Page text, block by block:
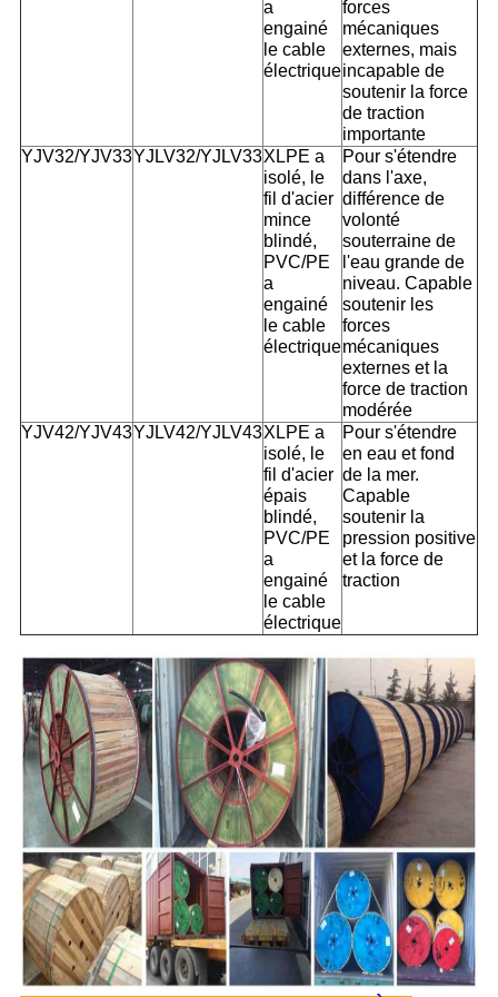
a
engainé
le cable
électrique
forces
mécaniques
externes, mais
incapable de
soutenir la force
de traction
importante
YJV32/YJV33YJLV32/YJLV33XLPE a
isolé, le
fil d'acier
mince
blindé,
PVC/PE
a
engainé
le cable
électrique
Pour s'étendre
dans l'axe,
différence de
volonté
souterraine de
l'eau grande de
niveau. Capable
soutenir les
forces
mécaniques
externes et la
force de traction
modérée
YJV42/YJV43YJLV42/YJLV43XLPE a
isolé, le
fil d'acier
épais
blindé,
PVC/PE
a
engainé
le cable
électrique
Pour s'étendre
en eau et fond
de la mer.
Capable
soutenir la
pression positive
et la force de
traction